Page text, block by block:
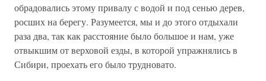
обрадовались этому привалу с водой и под сенью дерев,
росших на берегу. Разумеется, мы и до этого отдыхали
раза два, так как расстояние было большое и нам, уже
отвыкшим от верховой езды, в которой упражнялись в
Сибири, проехать его было трудновато.